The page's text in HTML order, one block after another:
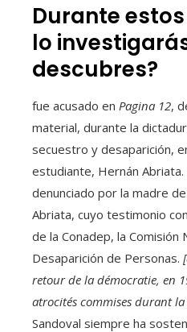
Durante
lo
descubres?
fue acusado en Pagina 12,
material, durante la
secuestro y desaparición,
estudiante, Hernán
denunciado por la madre
Abriata, cuyo testimonio
de la Conadep, la Comisión
Desaparición de Personas.
retour de la démocratie, en
atrocités commises durant
Sandoval siempre ha